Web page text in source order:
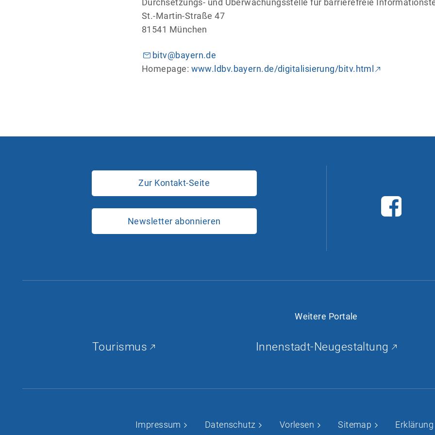
St.-Martin-Straße 47
81541 München
bitv@bayern.de
Homepage: www.ldbv.bayern.de/digitalisierung/bitv.html
Zur Kontakt-Seite
Newsletter abonnieren
F
a
o
Weitere Portale
Tourismus Innenstadt-Neugestaltung
Impressum Datenschutz Vorlesen Sitemap